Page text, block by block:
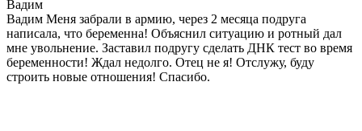
Вадим
Вадим Меня забрали в армию, через 2 месяца подруга
написала, что беременна! Объяснил ситуацию и ротный дал
мне увольнение. Заставил подругу сделать ДНК тест во время
беременности! Ждал недолго. Отец не я! Отслужу, буду
строить новые отношения! Спасибо.